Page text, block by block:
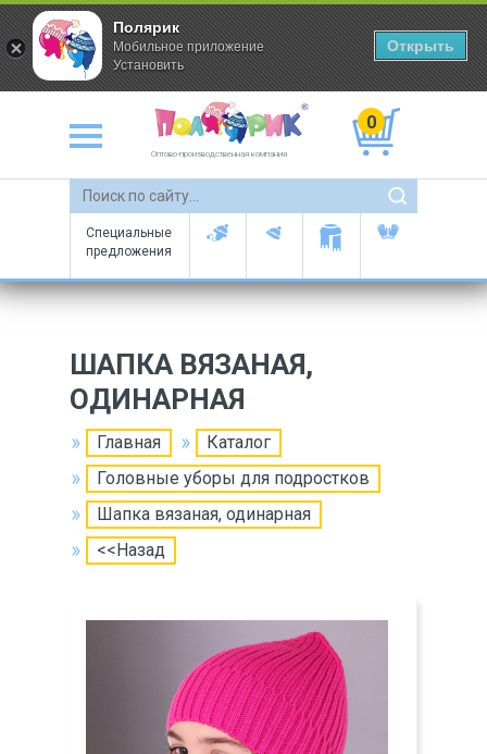
Оптово-производственная компания
0
Специальные
предложения
ШАПКА ВЯЗАНАЯ,
ОДИНАРНАЯ
Главная
Каталог
Головные уборы для подростков
Шапка вязаная, одинарная
<<Назад
Полярик
Мобильное приложение
Установить
Открыть